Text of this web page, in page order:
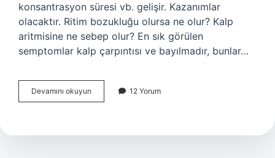
konsantrasyon süresi vb. gelişir. Kazanımlar
olacaktır. Ritim bozukluğu olursa ne olur? Kalp
aritmisine ne sebep olur? En sık görülen
semptomlar kalp çarpıntısı ve bayılmadır, bunlar…
Devamını okuyun
Neden
12 Yorum